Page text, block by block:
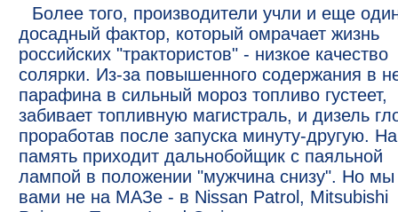
Более того, производители учли и еще
досадный фактор, который омрачает жизнь
российских "трактористов" - низкое качество
солярки. Из-за повышенного содержания в
парафина в сильный мороз топливо густеет,
забивает топливную магистраль, и дизель
проработав после запуска минуту-другую. На
память приходит дальнобойщик с паяльной
лампой в положении "мужчина снизу". Но мы
вами не на МАЗе - в Nissan Patrol, Mitsubishi